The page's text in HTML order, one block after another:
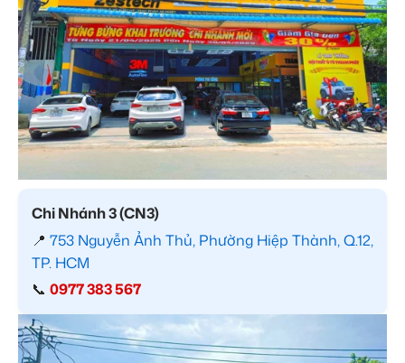
Chi Nhánh 3 (CN3)
📍 753 Nguyễn Ảnh Thủ, Phường Hiệp Thành, Q.12,
TP. HCM
📞 0977 383 567